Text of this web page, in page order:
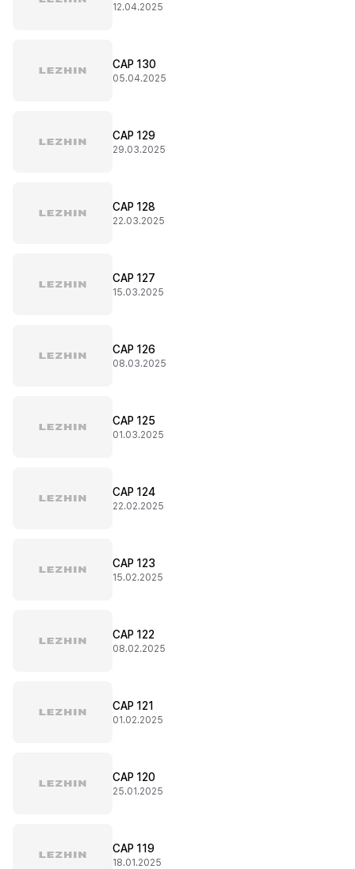
12.04.2025
CAP 130
05.04.2025
CAP 129
29.03.2025
CAP 128
22.03.2025
CAP 127
15.03.2025
CAP 126
08.03.2025
CAP 125
01.03.2025
CAP 124
22.02.2025
CAP 123
15.02.2025
CAP 122
08.02.2025
CAP 121
01.02.2025
CAP 120
25.01.2025
CAP 119
18.01.2025